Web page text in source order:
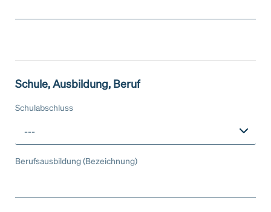
Schule, Ausbildung, Beruf
Schulabschluss
---
Berufsausbildung (Bezeichnung)